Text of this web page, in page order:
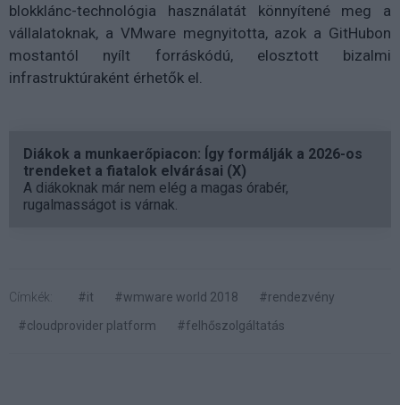
blokklánc-technológia használatát könnyítené meg a
vállalatoknak, a VMware megnyitotta, azok a GitHubon
mostantól nyílt forráskódú, elosztott bizalmi
infrastruktúraként érhetők el.
Diákok a munkaerőpiacon: Így formálják a 2026-os
trendeket a fiatalok elvárásai (X)
A diákoknak már nem elég a magas órabér,
rugalmasságot is várnak.
Címkék: #it #wmware world 2018
#rendezvény
#cloudprovider platform
#felhőszolgáltatás